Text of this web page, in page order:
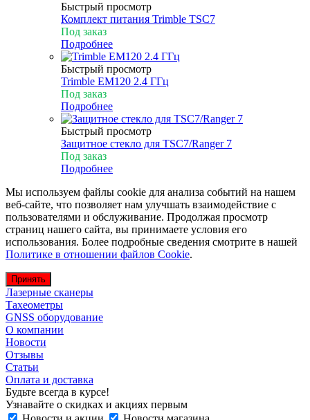
Быстрый просмотр
Комплект питания Trimble TSC7
Под заказ
Подробнее
Быстрый просмотр
Trimble EM120 2.4 ГГц
Под заказ
Подробнее
Быстрый просмотр
Защитное стекло для TSC7/Ranger 7
Под заказ
Подробнее
Мы используем файлы cookie для анализа событий на нашем
веб-сайте, что позволяет нам улучшать взаимодействие с
пользователями и обслуживание. Продолжая просмотр
страниц нашего сайта, вы принимаете условия его
использования. Более подробные сведения смотрите в нашей
Политике в отношении файлов Cookie.
Принять
Лазерные сканеры
Тахеометры
GNSS оборудование
О компании
Новости
Отзывы
Статьи
Оплата и доставка
Будьте всегда в курсе!
Узнавайте о скидках и акциях первым